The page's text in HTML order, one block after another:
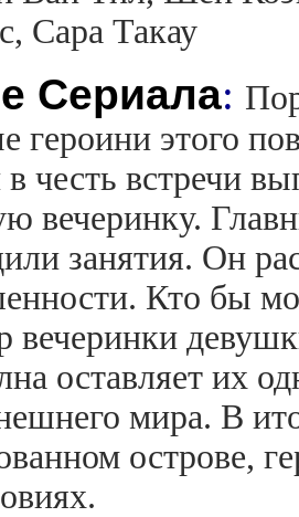
Сара Такау
Сериала:
героини этого
честь встречи
вечеринку.
занятия. Он
Кто бы
вечеринки
оставляет их
мира. В
острове,